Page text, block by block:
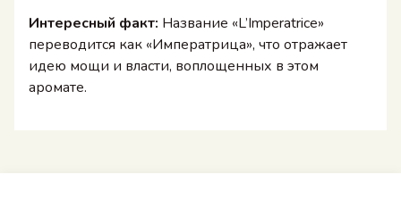
Интересный факт: Название «L’Imperatrice»
переводится как «Императрица», что отражает
идею мощи и власти, воплощенных в этом
аромате.